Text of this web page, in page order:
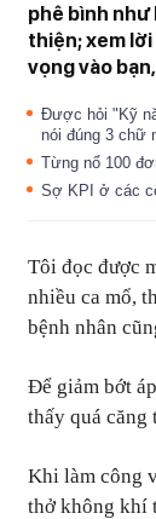
phê bình như
thiện; xem
vọng vào
Được hỏi "Kỹ
nói đúng 3 chữ
Từng nổ 100
Sợ KPI ở các
Tôi đọc được
nhiều ca mổ,
bệnh nhân
Để giảm bớt
thấy quá căng
Khi làm công
thở không khí